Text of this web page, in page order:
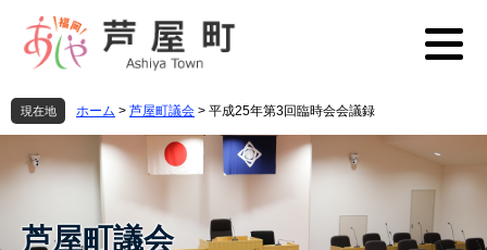
先
頭
す
を
飛
し
現在地 ホーム > 芦屋町議会 > 平成25年第3回臨時会会議録
芦屋町議会